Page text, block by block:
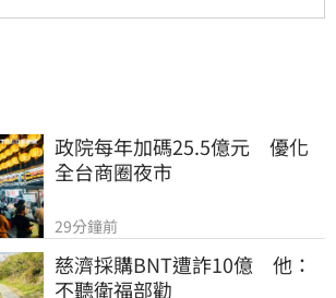
政院每年加碼25.5億元　優化
全台商圈夜市
29分鐘前
慈濟採購BNT遭詐10億　他：
不聽衛福部勸